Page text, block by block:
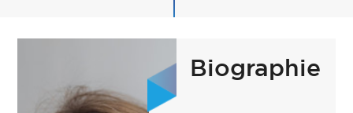
Biographie